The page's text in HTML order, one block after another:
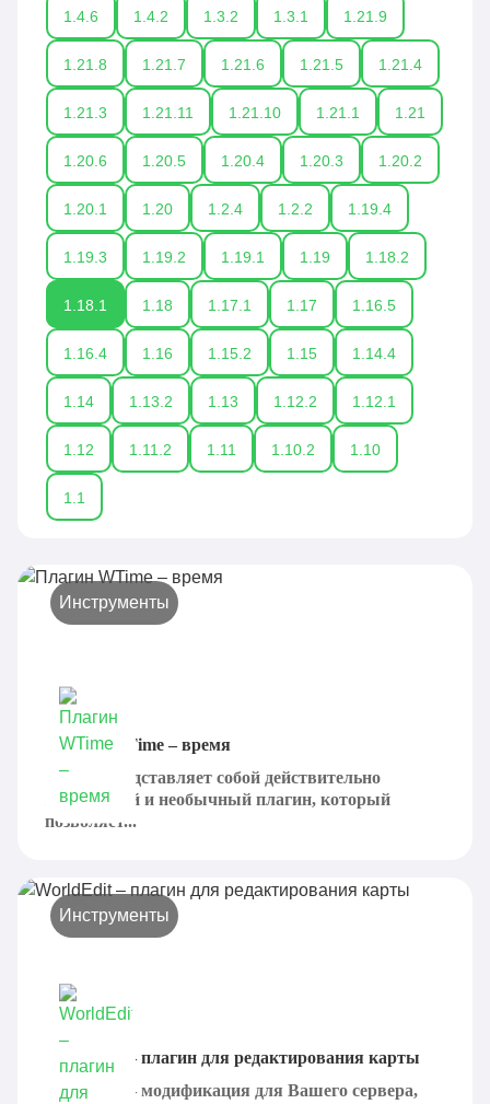
1.4.6 1.4.2 1.3.2 1.3.1 1.21.9
1.21.8 1.21.7 1.21.6 1.21.5 1.21.4
1.21.3 1.21.11 1.21.10 1.21.1 1.21
1.20.6 1.20.5 1.20.4 1.20.3 1.20.2
1.20.1 1.20 1.2.4 1.2.2 1.19.4
1.19.3 1.19.2 1.19.1 1.19 1.18.2
1.18.1 1.18 1.17.1 1.17 1.16.5
1.16.4 1.16 1.15.2 1.15 1.14.4
1.14 1.13.2 1.13 1.12.2 1.12.1
1.12 1.11.2 1.11 1.10.2 1.10
1.1
Инструменты
Плагин WTime – время
WTime представляет собой действительно
интересный и необычный плагин, который
позволяет...
Инструменты
WorldEdit – плагин для редактирования карты
WorldEdit – модификация для Вашего сервера,